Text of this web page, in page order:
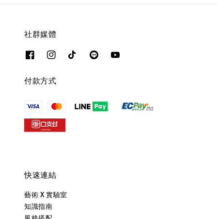
社群媒體
付款方式
快速連結
藝術 X 實驗室
知識指南